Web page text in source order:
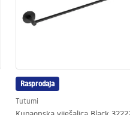
Rasprodaja
Tutumi